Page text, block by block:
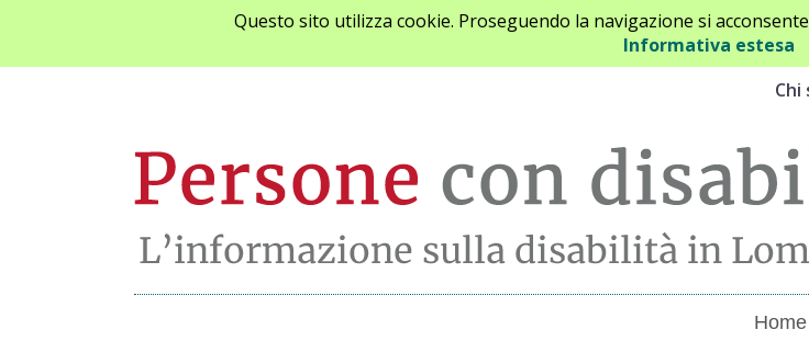
Questo sito utilizza cookie. Proseguendo la navigazione si
Informativa estesa
Chi
Home